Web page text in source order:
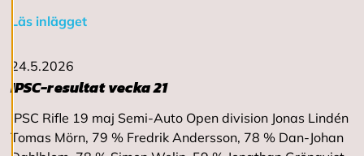
v
a
l
a
Läs inlägget
24.5.2026
IPSC-resultat vecka 21
IPSC Rifle 19 maj Semi-Auto Open division Jonas Lindén
Tomas Mörn, 79 % Fredrik Andersson, 78 % Dan-Johan